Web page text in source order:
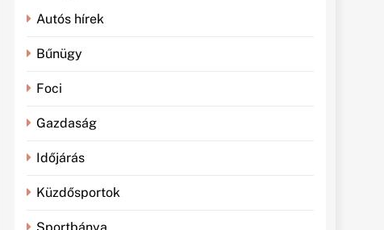
Autós hírek
Bűnügy
Foci
Gazdaság
Időjárás
Küzdősportok